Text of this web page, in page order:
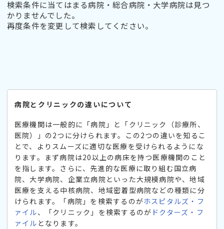
検索条件に当てはまる病院・総合病院・大学病院は見つ
かりませんでした。
再度条件を変更して検索してください。
病院とクリニックの違いについて
医療機関は一般的に「病院」と「クリニック（診療所、
医院）」の2つに分けられます。この2つの違いを知るこ
とで、よりスムーズに適切な医療を受けられるようにな
ります。まず病院は20以上の病床を持つ医療機関のこと
を指します。さらに、先進的な医療に取り組む国立病
院、大学病院、企業立病院といった大規模病院や、地域
医療を支える中核病院、地域密着型病院などの種類に分
けられます。「病院」を検索するのがホスピタルズ・フ
ァイル、「クリニック」を検索するのが ドクターズ・フ
ァイル となります。